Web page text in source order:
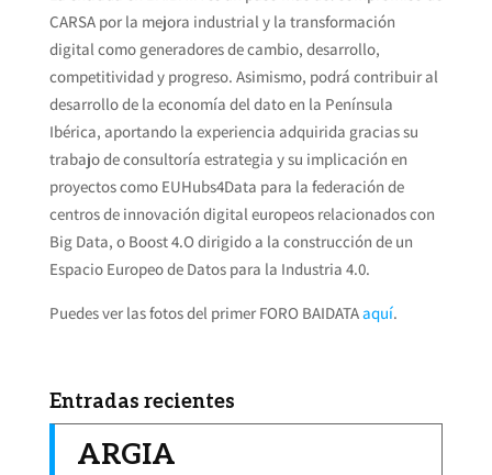
CARSA por la mejora industrial y la transformación
digital como generadores de cambio, desarrollo,
competitividad y progreso. Asimismo, podrá contribuir al
desarrollo de la economía del dato en la Península
Ibérica, aportando la experiencia adquirida gracias su
trabajo de consultoría estrategia y su implicación en
proyectos como EUHubs4Data para la federación de
centros de innovación digital europeos relacionados con
Big Data, o Boost 4.O dirigido a la construcción de un
Espacio Europeo de Datos para la Industria 4.0.
Puedes ver las fotos del primer FORO BAIDATAaquí.
Entradas recientes
ARGIA